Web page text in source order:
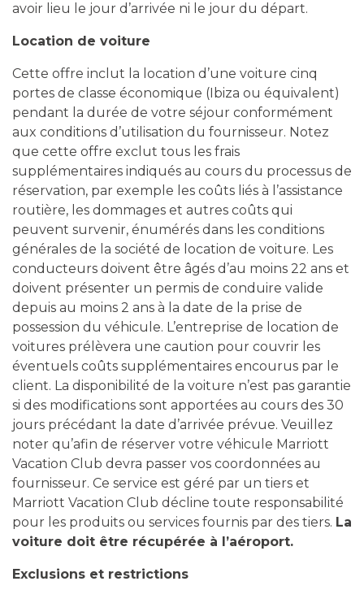
avoir lieu le jour d’arrivée ni le jour du départ.
Location de voiture
Cette offre inclut la location d’une voiture cinq
portes de classe économique (Ibiza ou équivalent)
pendant la durée de votre séjour conformément
aux conditions d’utilisation du fournisseur. Notez
que cette offre exclut tous les frais
supplémentaires indiqués au cours du processus de
réservation, par exemple les coûts liés à l’assistance
routière, les dommages et autres coûts qui
peuvent survenir, énumérés dans les conditions
générales de la société de location de voiture. Les
conducteurs doivent être âgés d’au moins 22 ans et
doivent présenter un permis de conduire valide
depuis au moins 2 ans à la date de la prise de
possession du véhicule. L’entreprise de location de
voitures prélèvera une caution pour couvrir les
éventuels coûts supplémentaires encourus par le
client. La disponibilité de la voiture n’est pas garantie
si des modifications sont apportées au cours des 30
jours précédant la date d’arrivée prévue. Veuillez
noter qu’afin de réserver votre véhicule Marriott
Vacation Club devra passer vos coordonnées au
fournisseur. Ce service est géré par un tiers et
Marriott Vacation Club décline toute responsabilité
pour les produits ou services fournis par des tiers. La
voiture doit être récupérée à l’aéroport.
Exclusions et restrictions